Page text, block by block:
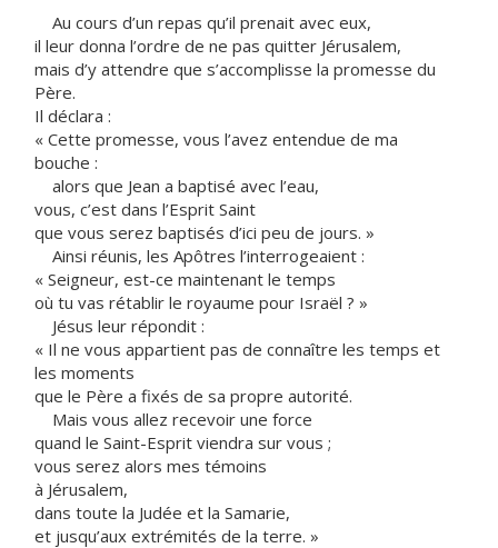
Au cours d’un repas qu’il prenait avec eux,
il leur donna l’ordre de ne pas quitter Jérusalem,
mais d’y attendre que s’accomplisse la promesse du
Père.
Il déclara :
« Cette promesse, vous l’avez entendue de ma
bouche :
alors que Jean a baptisé avec l’eau,
vous, c’est dans l’Esprit Saint
que vous serez baptisés d’ici peu de jours. »
Ainsi réunis, les Apôtres l’interrogeaient :
« Seigneur, est-ce maintenant le temps
où tu vas rétablir le royaume pour Israël ? »
Jésus leur répondit :
« Il ne vous appartient pas de connaître les temps et
les moments
que le Père a fixés de sa propre autorité.
Mais vous allez recevoir une force
quand le Saint-Esprit viendra sur vous ;
vous serez alors mes témoins
à Jérusalem,
dans toute la Judée et la Samarie,
et jusqu’aux extrémités de la terre. »